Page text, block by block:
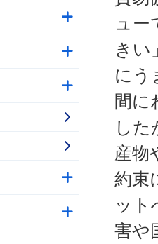
ュー
きい
にう
間に
した
産物
約束
ット
害や